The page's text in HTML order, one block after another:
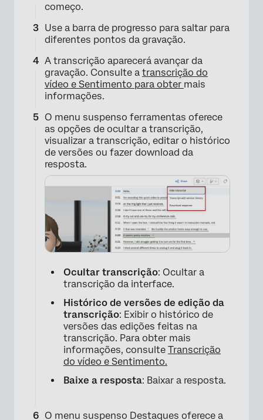
×
×
×
começo.
Use a barra de progresso para saltar para
diferentes pontos da gravação.
A transcrição aparecerá avançar da
gravação. Consulte a transcrição do
vídeo e Sentimento para obter mais
informações.
O menu suspenso ferramentas oferece
as opções de ocultar a transcrição,
visualizar a transcrição, editar o histórico
de versões ou fazer download da
resposta.
Ocultar transcrição: Ocultar a
transcrição da interface.
Histórico de versões de edição da
transcrição: Exibir o histórico de
versões das edições feitas na
transcrição. Para obter mais
informações, consulte Transcrição
do vídeo e Sentimento.
Baixe a resposta: Baixar a resposta.
O menu suspenso Destaques oferece a